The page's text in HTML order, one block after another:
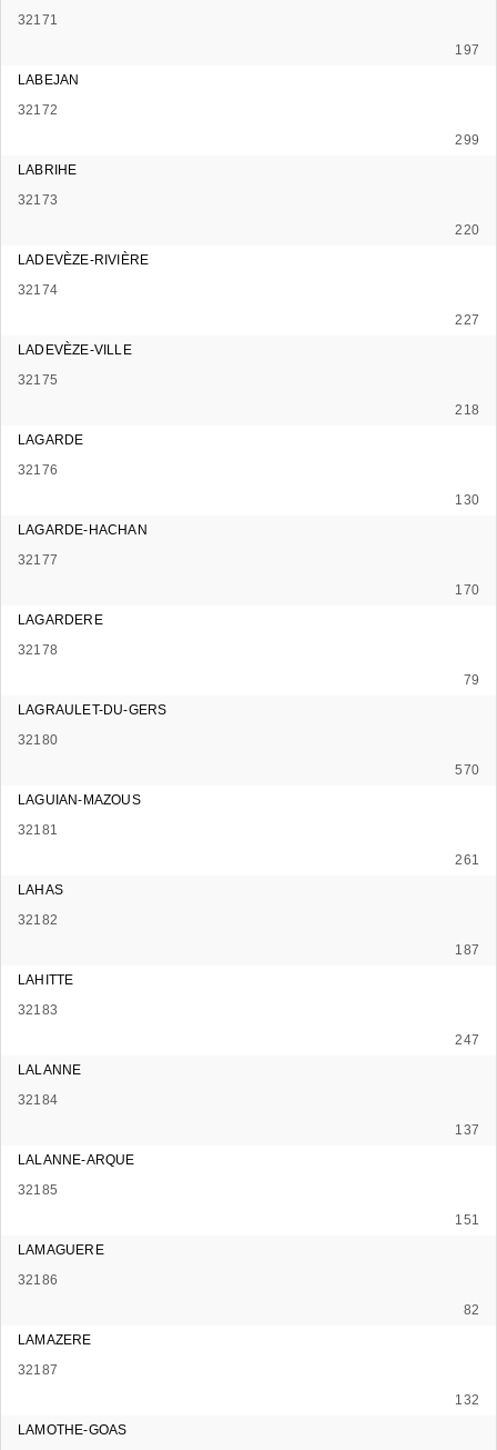
32171
197
LABEJAN
32172
299
LABRIHE
32173
220
LADEVÈZE-RIVIÈRE
32174
227
LADEVÈZE-VILLE
32175
218
LAGARDE
32176
130
LAGARDE-HACHAN
32177
170
LAGARDERE
32178
79
LAGRAULET-DU-GERS
32180
570
LAGUIAN-MAZOUS
32181
261
LAHAS
32182
187
LAHITTE
32183
247
LALANNE
32184
137
LALANNE-ARQUE
32185
151
LAMAGUERE
32186
82
LAMAZERE
32187
132
LAMOTHE-GOAS